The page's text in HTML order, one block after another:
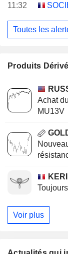
11:32
Toutes les
Produits
Achat
MU13V
Voir plus